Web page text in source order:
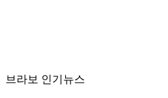
브라보 인기뉴스